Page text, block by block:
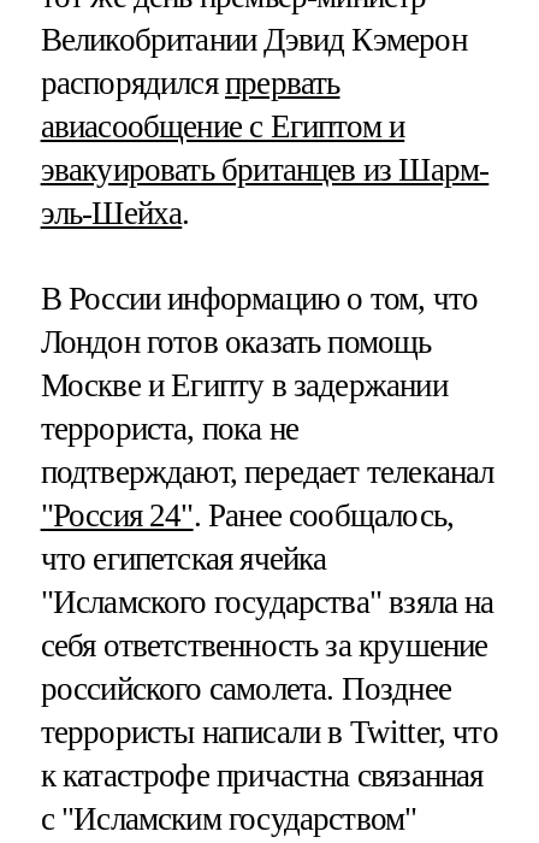
Великобритании Дэвид Кэмерон
распорядилсяпрервать
авиасообщение с Египтом и
эвакуировать британцев из Шарм-
эль-Шейха.
В России информацию о том, что
Лондон готов оказать помощь
Москве и Египту в задержании
террориста, пока не
подтверждают, передает телеканал
"Россия 24". Ранее сообщалось,
что египетская ячейка
"Исламского государства" взяла на
себя ответственность за крушение
российского самолета. Позднее
террористы написали в Twitter, что
к катастрофе причастна связанная
с "Исламским государством"